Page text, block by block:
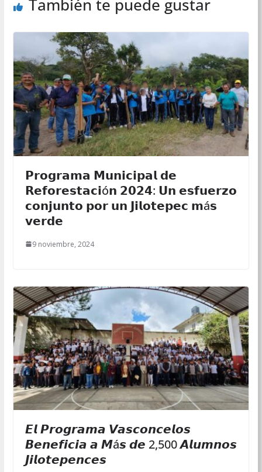
También te puede gustar
𝗣𝗿𝗼𝗴𝗿𝗮𝗺𝗮 𝗠𝘂𝗻𝗶𝗰𝗶𝗽𝗮𝗹 𝗱𝗲
𝗥𝗲𝗳𝗼𝗿𝗲𝘀𝘁𝗮𝗰𝗶ó𝗻 𝟮𝟬𝟮𝟰: 𝗨𝗻 𝗲𝘀𝗳𝘂𝗲𝗿𝘇𝗼
𝗰𝗼𝗻𝗷𝘂𝗻𝘁𝗼 𝗽𝗼𝗿 𝘂𝗻 𝗝𝗶𝗹𝗼𝘁𝗲𝗽𝗲𝗰 𝗺á𝘀
𝘃𝗲𝗿𝗱𝗲
9 noviembre, 2024
𝙀𝙡 𝙋𝙧𝙤𝙜𝙧𝙖𝙢𝙖 𝙑𝙖𝙨𝙘𝙤𝙣𝙘𝙚𝙡𝙤𝙨
𝘽𝙚𝙣𝙚𝙛𝙞𝙘𝙞𝙖 𝙖 𝙈á𝙨 𝙙𝙚 2,500 𝘼𝙡𝙪𝙢𝙣𝙤𝙨
𝙅𝙞𝙡𝙤𝙩𝙚𝙥𝙚𝙣𝙘𝙚𝙨